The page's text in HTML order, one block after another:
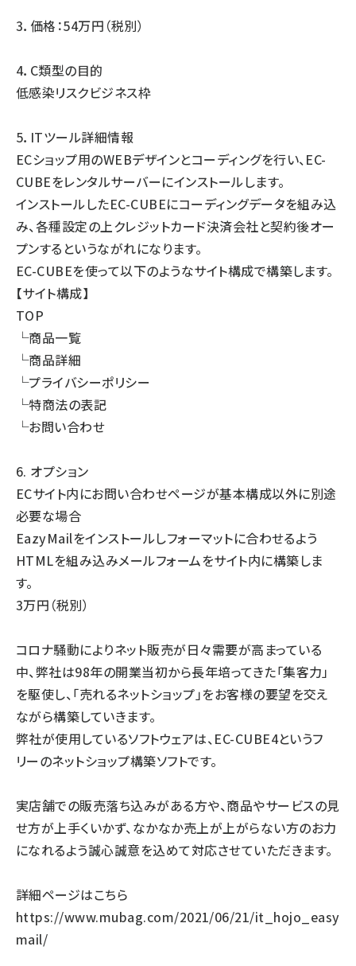
3．価格：54万円（税別）
4．C類型の目的
低感染リスクビジネス枠
5．ITツール詳細情報
ECショップ用のWEBデザインとコーディングを行い、EC-
CUBEをレンタルサーバーにインストールします。
インストールしたEC-CUBEにコーディングデータを組み込
み、各種設定の上クレジットカード決済会社と契約後オー
プンするというながれになります。
EC-CUBEを使って以下のようなサイト構成で構築します。
【サイト構成】
TOP
└商品一覧
└商品詳細
└プライバシーポリシー
└特商法の表記
└お問い合わせ
6. オプション
ECサイト内にお問い合わせページが基本構成以外に別途
必要な場合
EazyMailをインストールしフォーマットに合わせるよう
HTMLを組み込みメールフォームをサイト内に構築しま
す。
3万円（税別）
コロナ騒動によりネット販売が日々需要が高まっている
中、弊社は98年の開業当初から長年培ってきた「集客力」
を駆使し、「売れるネットショップ」をお客様の要望を交え
ながら構築していきます。
弊社が使用しているソフトウェアは、EC-CUBE4というフ
リーのネットショップ構築ソフトです。
実店舗での販売落ち込みがある方や、商品やサービスの見
せ方が上手くいかず、なかなか売上が上がらない方のお力
になれるよう誠心誠意を込めて対応させていただきます。
詳細ページはこちら
https://www.mubag.com/2021/06/21/it_hojo_easy
mail/